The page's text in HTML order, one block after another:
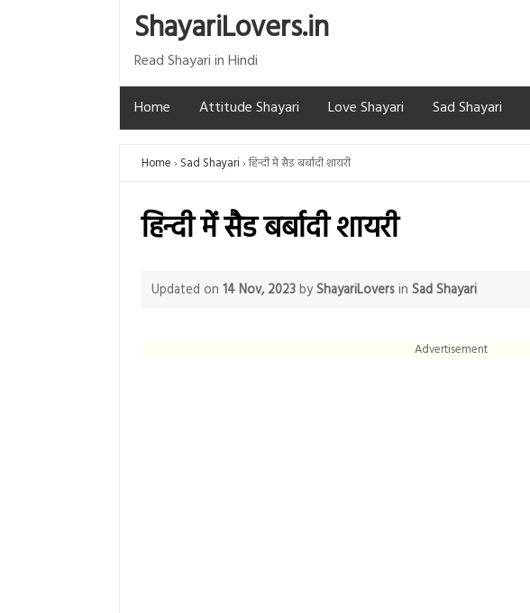
ShayariLovers.in
Read Shayari in Hindi
Home
Attitude Shayari Love Shayari Sad Shayari
Home Sad Shayari हिन्दी में सैड बर्बादी शायरी
हिन्दी में सैड बर्बादी शायरी
Updated on 14 Nov, 2023byShayariLoversin Sad Shayari
Advertisement